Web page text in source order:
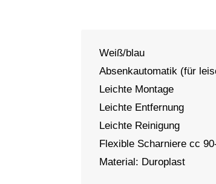
Weiß/blau
Absenkautomatik (für
Leichte Montage
Leichte Entfernung
Leichte Reinigung
Flexible Scharniere cc
Material: Duroplast